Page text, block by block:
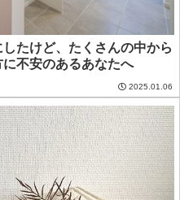
たけど、たくさんの中から
不安のあるあなたへ
2025.01.06